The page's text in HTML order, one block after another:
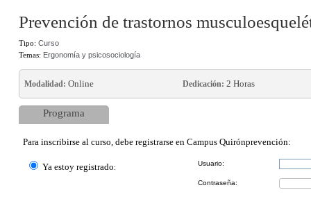
Prevención de trastornos
Tipo: Curso
Temas: Ergonomía y psicosociología
Modalidad: Online Dedicación: 2 Horas
Programa
Para inscribirse al curso, debe registrarse en Campus Quirónprevención:
Ya estoy registrado:
Usuario:
Contraseña: